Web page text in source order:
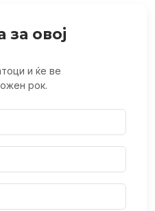
за овој
и ќе ве
рок.